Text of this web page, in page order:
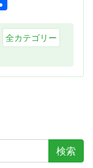
全カテゴリー